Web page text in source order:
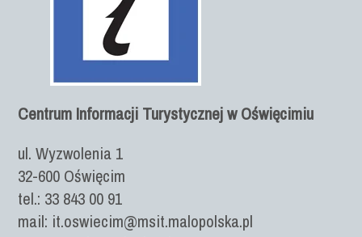
Centrum Informacji Turystycznej w Oświęcimiu
ul. Wyzwolenia 1
32-600 Oświęcim
tel.: 33 843 00 91
mail: it.oswiecim@msit.malopolska.pl